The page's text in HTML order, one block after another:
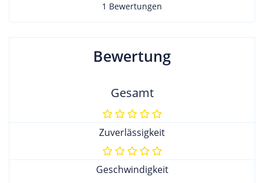
1 Bewertungen
Bewertung
Gesamt
Zuverlässigkeit
Geschwindigkeit